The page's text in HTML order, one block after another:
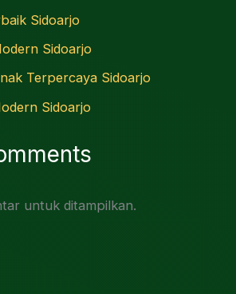
Sidoarjo
Sidoarjo
Terpercaya Sidoarjo
Sidoarjo
untuk ditampilkan.